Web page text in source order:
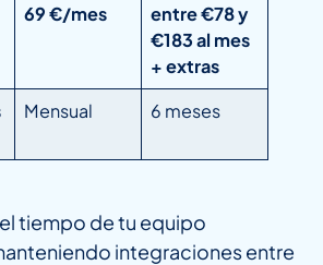
69 €/mes
entre €78 y
€183 al mes
+ extras
Mensual 6 meses
tiempo de tu equipo
integraciones entre